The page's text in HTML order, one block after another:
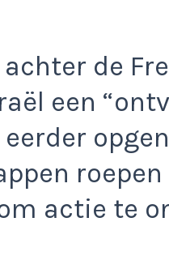
de
een
actie te